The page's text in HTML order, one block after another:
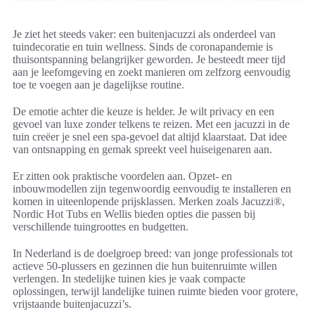
Je ziet het steeds vaker: een buitenjacuzzi als onderdeel van
tuindecoratie en tuin wellness. Sinds de coronapandemie is
thuisontspanning belangrijker geworden. Je besteedt meer tijd
aan je leefomgeving en zoekt manieren om zelfzorg eenvoudig
toe te voegen aan je dagelijkse routine.
De emotie achter die keuze is helder. Je wilt privacy en een
gevoel van luxe zonder telkens te reizen. Met een jacuzzi in de
tuin creëer je snel een spa-gevoel dat altijd klaarstaat. Dat idee
van ontsnapping en gemak spreekt veel huiseigenaren aan.
Er zitten ook praktische voordelen aan. Opzet- en
inbouwmodellen zijn tegenwoordig eenvoudig te installeren en
komen in uiteenlopende prijsklassen. Merken zoals Jacuzzi®,
Nordic Hot Tubs en Wellis bieden opties die passen bij
verschillende tuingroottes en budgetten.
In Nederland is de doelgroep breed: van jonge professionals tot
actieve 50-plussers en gezinnen die hun buitenruimte willen
verlengen. In stedelijke tuinen kies je vaak compacte
oplossingen, terwijl landelijke tuinen ruimte bieden voor grotere,
vrijstaande buitenjacuzzi’s.